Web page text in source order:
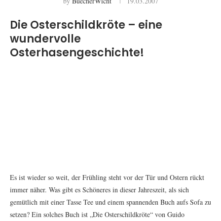
Die Osterschildkröte – eine
wundervolle
Osterhasengeschichte!
Es ist wieder so weit, der Frühling steht vor der Tür und Ostern rückt
immer näher. Was gibt es Schöneres in dieser Jahreszeit, als sich
gemütlich mit einer Tasse Tee und einem spannenden Buch aufs Sofa zu
setzen? Ein solches Buch ist „Die Osterschildkröte“ von Guido